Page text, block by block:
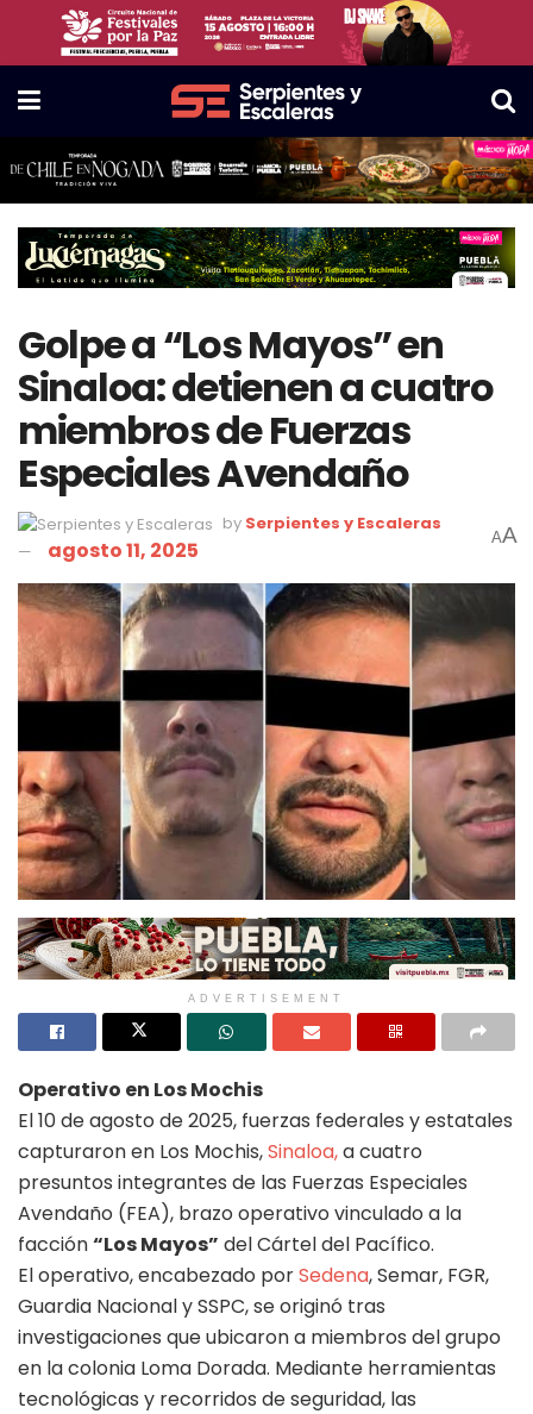
Golpe a “Los Mayos” en
Sinaloa: detienen a cuatro
miembros de Fuerzas
Especiales Avendaño
by Serpientes y Escaleras
agosto 11, 2025 AA
ADVERTISEMENT
Operativo en Los Mochis
El 10 de agosto de 2025, fuerzas federales y estatales
capturaron en Los Mochis,Sinaloa,a cuatro
presuntos integrantes de las Fuerzas Especiales
Avendaño (FEA), brazo operativo vinculado a la
facción“Los Mayos” del Cártel del Pacífico.
El operativo, encabezado porSedena, Semar, FGR,
Guardia Nacional y SSPC, se originó tras
investigaciones que ubicaron a miembros del grupo
en la colonia Loma Dorada. Mediante herramientas
tecnológicas y recorridos de seguridad, las